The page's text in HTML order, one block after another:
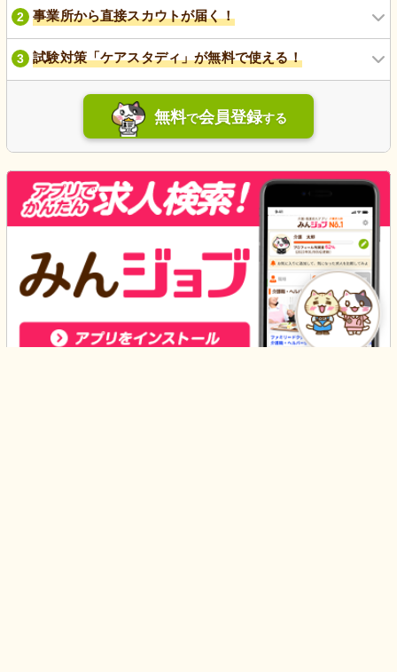
2 事業所から直接スカウトが届く！
3 試験対策「ケアスタディ」が無料で使える！
無料で会員登録する